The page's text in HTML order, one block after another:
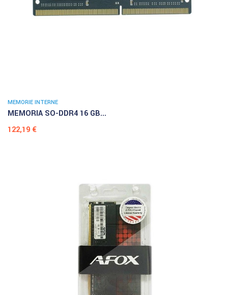
MEMORIE INTERNE
MEMORIA SO-DDR4 16 GB...
Prezzo
122,19 €